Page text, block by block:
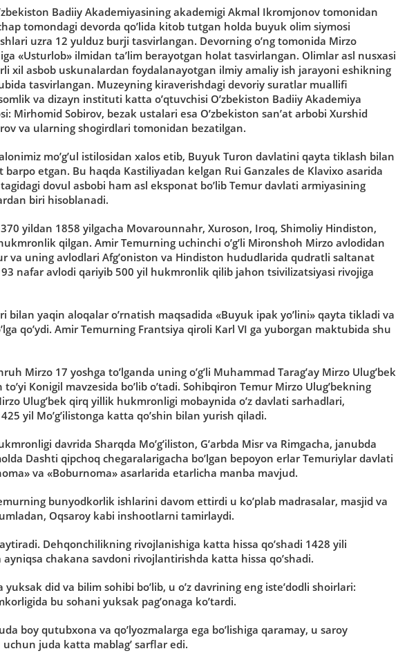
Badiiy Akademiyasining akademigi Akmal Ikromjonov tomonidan
tomondagi devorda qo’lida kitob tutgan holda buyuk olim siymosi
uzra 12 yulduz burji tasvirlangan. Devorning o’ng tomonida Mirzo
«Usturlob» ilmidan ta’lim berayotgan holat tasvirlangan. Olimlar asl nusxasi
xil asbob uskunalardan foydalanayotgan ilmiy amaliy ish jarayoni eshikning
tasvirlangan. Muzeyning kiraverishdagi devoriy suratlar muallifi
va dizayn instituti katta o’qtuvchisi O’zbekiston Badiiy Akademiya
Mirhomid Sobirov, bezak ustalari esa O’zbekiston san’at arbobi Xurshid
va ularning shogirdlari tomonidan bezatilgan.
mo’g’ul istilosidan xalos etib, Buyuk Turon davlatini qayta tiklash bilan
etgan. Bu haqda Kastiliyadan kelgan Rui Ganzales de Klavixo asarida
dovul asbobi ham asl eksponat bo’lib Temur davlati armiyasining
biri hisoblanadi.
yildan 1858 yilgacha Movarounnahr, Xuroson, Iroq, Shimoliy Hindiston,
qilgan. Amir Temurning uchinchi o’g’li Mironshoh Mirzo avlodidan
va uning avlodlari Afg’oniston va Hindiston hududlarida qudratli saltanat
nafar avlodi qariyib 500 yil hukmronlik qilib jahon tsivilizatsiyasi rivojiga
bilan yaqin aloqalar o’rnatish maqsadida «Buyuk ipak yo’lini» qayta tikladi va
qo’ydi. Amir Temurning Frantsiya qiroli Karl VI ga yuborgan maktubida shu
Mirzo 17 yoshga to’lganda uning o’g’li Muhammad Tarag’ay Mirzo Ulug’bek
Konigil mavzesida bo’lib o’tadi. Sohibqiron Temur Mirzo Ulug’bekning
Ulug’bek qirq yillik hukmronligi mobaynida o’z davlati sarhadlari,
yil Mo’g’ilistonga katta qo’shin bilan yurish qiladi.
davrida Sharqda Mo’g’iliston, G’arbda Misr va Rimgacha, janubda
Dashti qipchoq chegaralarigacha bo’lgan bepoyon erlar Temuriylar davlati
va «Boburnoma» asarlarida etarlicha manba mavjud.
bunyodkorlik ishlarini davom ettirdi u ko’plab madrasalar, masjid va
Oqsaroy kabi inshootlarni tamirlaydi.
Dehqonchilikning rivojlanishiga katta hissa qo’shadi 1428 yili
chakana savdoni rivojlantirishda katta hissa qo’shadi.
yuksak did va bilim sohibi bo’lib, u o’z davrining eng iste’dodli shoirlari:
bu sohani yuksak pag’onaga ko’tardi.
boy qutubxona va qo’lyozmalarga ega bo’lishiga qaramay, u saroy
juda katta mablag’ sarflar edi.